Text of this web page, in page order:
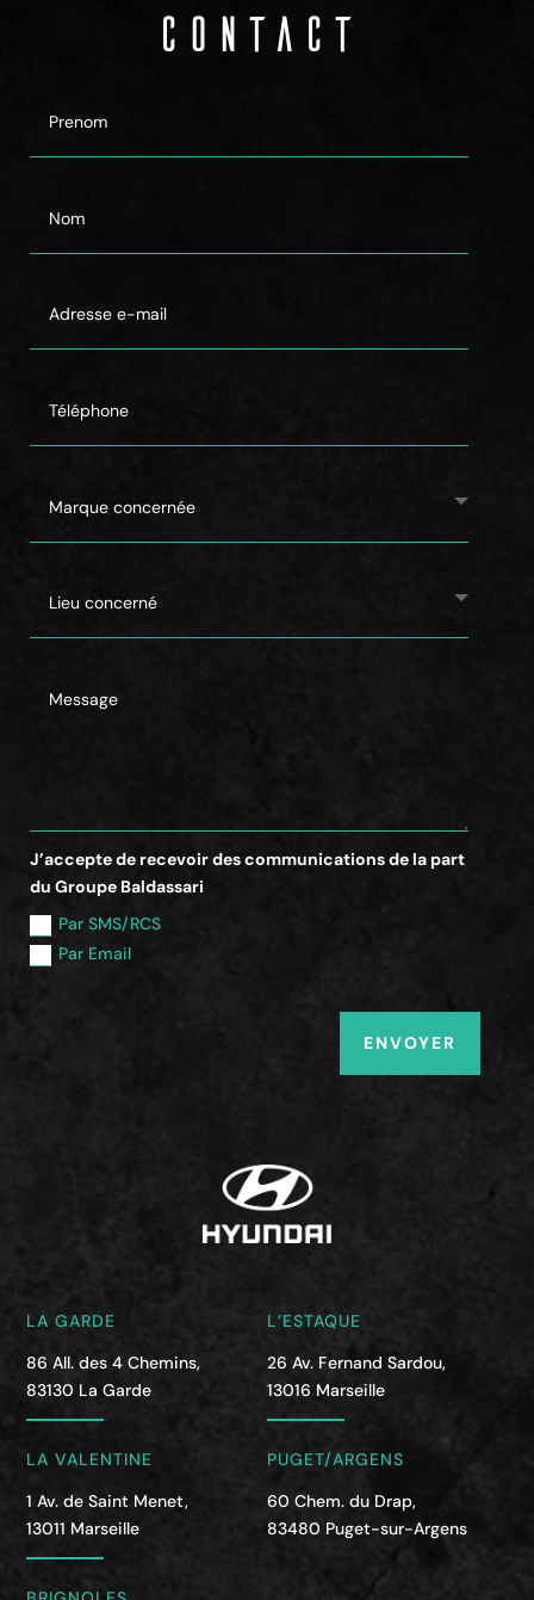
Contact
J’accepte de recevoir des communications de la part
du Groupe Baldassari
Par SMS/RCS
Par Email
ENVOYER
LA GARDE
86 All. des 4 Chemins,
83130 La Garde
LA VALENTINE
1 Av. de Saint Menet,
13011 Marseille
L’ESTAQUE
26 Av. Fernand Sardou,
13016 Marseille
PUGET/ARGENS
60 Chem. du Drap,
83480 Puget-sur-Argens